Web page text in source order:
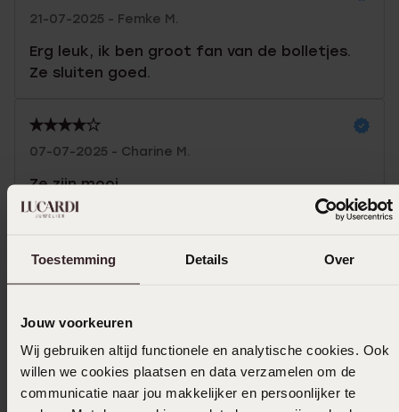
Toestemming Details Over
Jouw voorkeuren
Wij gebruiken altijd functionele en analytische cookies. Ook
willen we cookies plaatsen en data verzamelen om de
communicatie naar jou makkelijker en persoonlijker te
21-07-2025 - Femke M.
Erg leuk, ik ben groot fan van de bolletjes.
Ze sluiten goed.
07-07-2025 - Charine M.
Ze zijn mooi.
In winkelmand
Ook leuk voor jou